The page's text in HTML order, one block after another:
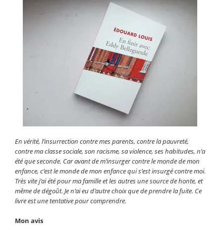
En vérité, l’insurrection contre mes parents, contre la pauvreté,
contre ma classe sociale, son racisme, sa violence, ses habitudes, n’a
été que seconde. Car avant de m’insurger contre le monde de mon
enfance, c’est le monde de mon enfance qui s’est insurgé contre moi.
Très vite j’ai été pour ma famille et les autres une source de honte, et
même de dégoût. Je n’ai eu d’autre choix que de prendre la fuite. Ce
livre est une tentative pour comprendre.
Mon avis